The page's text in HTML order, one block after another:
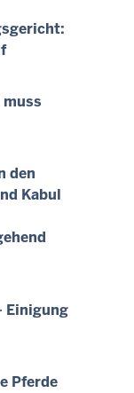
den
Kabul
Einigung
Pferde